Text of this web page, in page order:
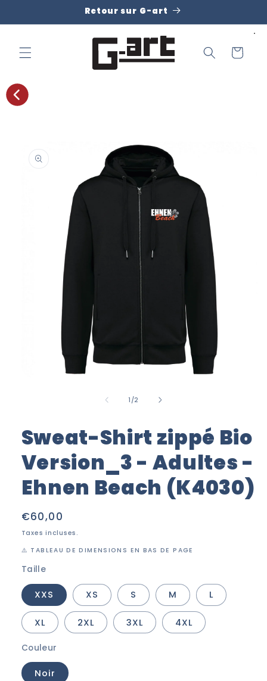
au
Retour sur G-art
Panier
informations
produits
fenêtre
modale
1 /de
2
Sweat-Shirt zippé Bio
Version_3 - Adultes -
Ehnen Beach (K4030)
Prix
habituel
€60,00
Taxes incluses.
⚠️ TABLEAU DE DIMENSIONS EN BAS DE PAGE
Taille
XXS XS S M L
XL 2XL 3XL 4XL
Couleur
Noir